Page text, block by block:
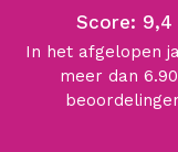
Score: 9,4
In het afgelopen
meer dan